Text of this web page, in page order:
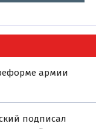
армии
подписал